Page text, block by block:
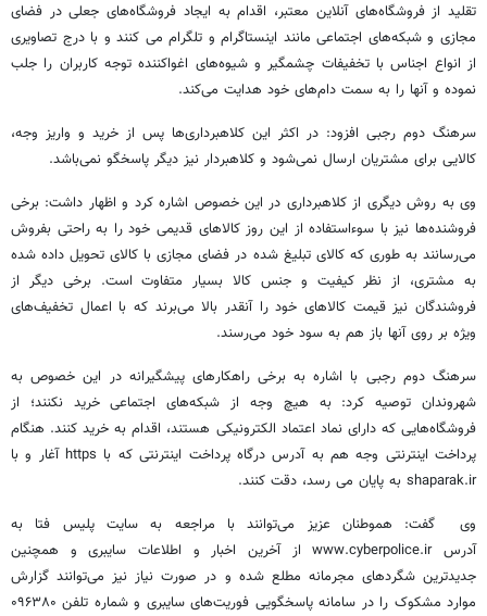
تقلید از فروشگاه‌های آنلاین معتبر، اقدام به ایجاد فروشگاه‌های جعلی در فضای
مجازی و شبکه‌های اجتماعی مانند اینستاگرام و تلگرام می کنند و با درج تصاویری
از انواع اجناس با تخفیفات چشمگیر و شیوه‌های اغواکننده توجه کاربران را جلب
‌نموده و آنها را به سمت دام‌های خود هدایت می‌کند.
سرهنگ دوم رجبی افزود: در اکثر این کلاهبرداری‌ها پس از خرید و واریز وجه،
کالایی برای مشتریان ارسال نمی‌شود و کلاهبردار نیز دیگر پاسخگو نمی‌باشد.
وی به روش دیگری از کلاهبرداری در این خصوص اشاره کرد و اظهار داشت: برخی
فروشنده‌ها نیز با سوءاستفاده از این روز کالاهای قدیمی خود را به‌ راحتی بفروش
می‌رسانند به طوری که کالای تبلیغ‌ شده در فضای مجازی با کالای تحویل داده ‌شده
به مشتری، از نظر کیفیت و جنس کالا بسیار متفاوت است. برخی دیگر از
فروشندگان نیز قیمت کالاهای خود را آنقدر بالا می‌برند که با اعمال تخفیف‌های
ویژه بر روی آنها باز هم به سود خود می‌رسند.
سرهنگ دوم رجبی با اشاره به برخی راهکارهای پیشگیرانه در این خصوص به
شهروندان توصیه کرد: به هیچ وجه از شبکه‌های اجتماعی خرید نکنند؛ از
فروشگاه‌هایی که دارای نماد اعتماد الکترونیکی هستند، اقدام به خرید کنند. هنگام
پرداخت اینترنتی وجه هم به آدرس درگاه پرداخت اینترنتی که با https آغار و با
shaparak.ir به پایان می رسد، دقت کنند.
وی گفت: هموطنان عزیز می‌توانند با مراجعه به سایت پلیس فتا به
آدرس www.cyberpolice.ir از آخرین اخبار و اطلاعات سایبری و همچنین
جدیدترین شگردهای مجرمانه مطلع شده و در صورت نیاز نیز می‌توانند گزارش
موارد مشکوک را در سامانه پاسخگویی فوریت‌های سایبری و شماره تلفن ۰۹۶۳۸۰